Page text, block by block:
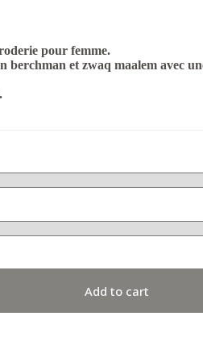
pour femme.
berchman et zwaq maalem avec
Add to cart